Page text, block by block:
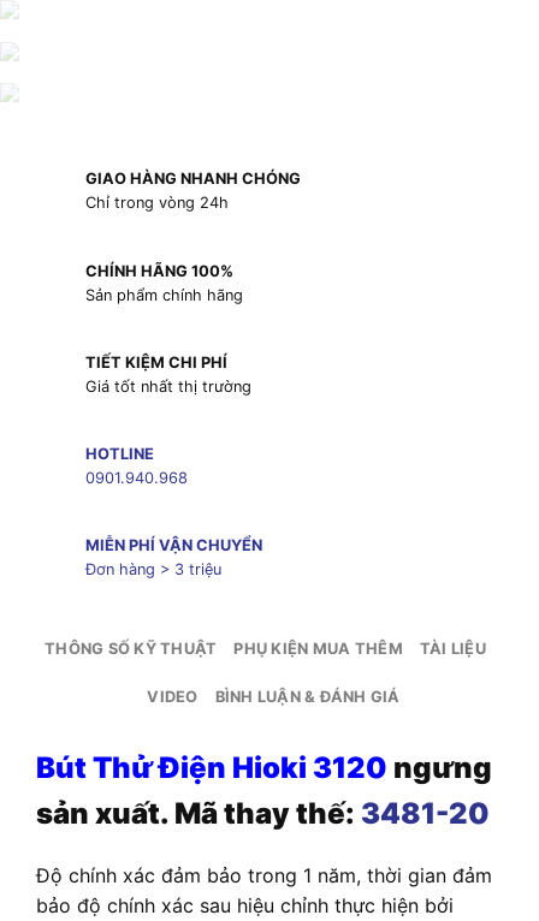
GIAO HÀNG NHANH CHÓNG
Chỉ trong vòng 24h
CHÍNH HÃNG 100%
Sản phẩm chính hãng
TIẾT KIỆM CHI PHÍ
Giá tốt nhất thị trường
HOTLINE
0901.940.968
MIỄN PHÍ VẬN CHUYỂN
Đơn hàng > 3 triệu
THÔNG SỐ KỸ THUẬT PHỤ KIỆN MUA THÊM TÀI LIỆU
VIDEO BÌNH LUẬN & ĐÁNH GIÁ
Bút Thử Điện Hioki 3120 ngưng
sản xuất. Mã thay thế: 3481-20
Độ chính xác đảm bảo trong 1 năm, thời gian đảm
bảo độ chính xác sau hiệu chỉnh thực hiện bởi